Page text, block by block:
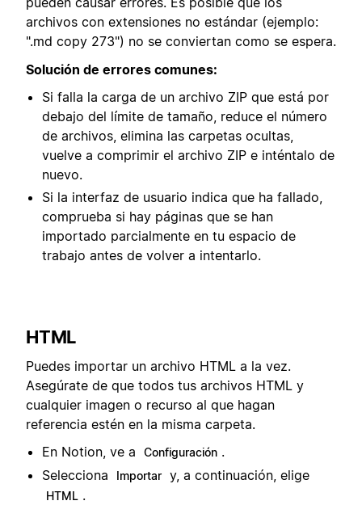
archivos con extensiones no estándar (ejemplo:
".md copy 273") no se conviertan como se espera.
Solución de errores comunes:
Si falla la carga de un archivo ZIP que está por
debajo del límite de tamaño, reduce el número
de archivos, elimina las carpetas ocultas,
vuelve a comprimir el archivo ZIP e inténtalo de
nuevo.
Si la interfaz de usuario indica que ha fallado,
comprueba si hay páginas que se han
importado parcialmente en tu espacio de
trabajo antes de volver a intentarlo.
HTML
Puedes importar un archivo HTML a la vez.
Asegúrate de que todos tus archivos HTML y
cualquier imagen o recurso al que hagan
referencia estén en la misma carpeta.
En Notion, ve a
Configuración .
Selecciona
Importar y, a continuación, elige
HTML .